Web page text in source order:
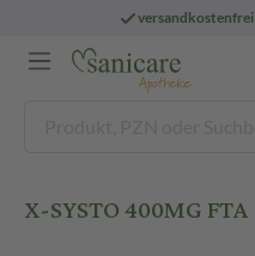
versandkostenfrei
X-SYSTO 400MG FTA